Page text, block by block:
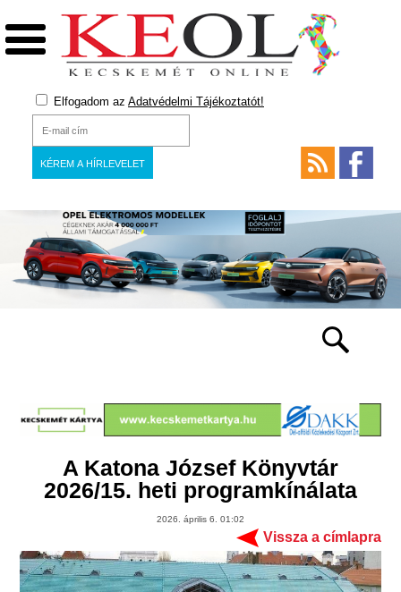
Elfogadom az Adatvédelmi Tájékoztatót!
A Katona József Könyvtár
2026/15. heti programkínálata
2026. április 6. 01:02
Vissza a címlapra